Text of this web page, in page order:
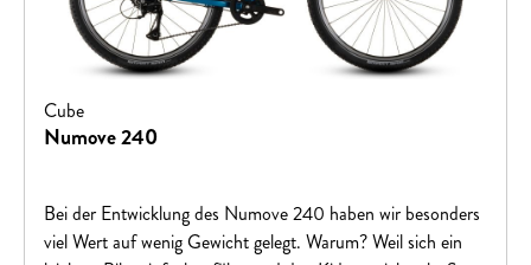
Cube
Numove 240
Bei der Entwicklung des Numove 240 haben wir besonders
viel Wert auf wenig Gewicht gelegt. Warum? Weil sich ein